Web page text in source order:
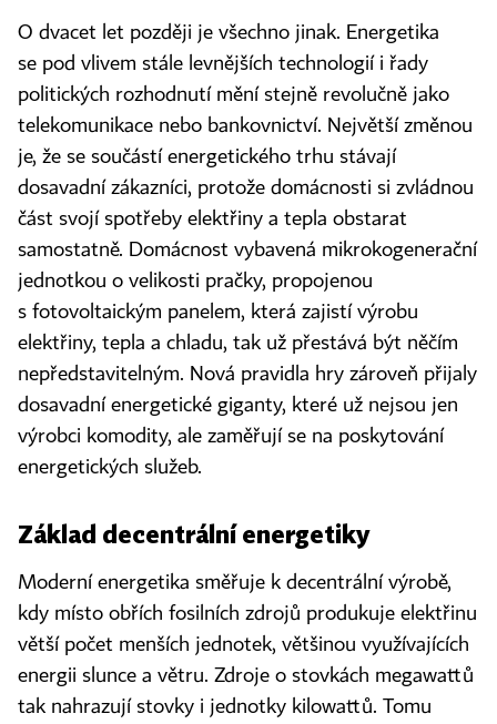
O dvacet let později je všechno jinak. Energetika
se pod vlivem stále levnějších technologií i řady
politických rozhodnutí mění stejně revolučně jako
telekomunikace nebo bankovnictví. Největší změnou
je, že se součástí energetického trhu stávají
dosavadní zákazníci, protože domácnosti si zvládnou
část svojí spotřeby elektřiny a tepla obstarat
samostatně. Domácnost vybavená mikrokogenerační
jednotkou o velikosti pračky, propojenou
s fotovoltaickým panelem, která zajistí výrobu
elektřiny, tepla a chladu, tak už přestává být něčím
nepředstavitelným. Nová pravidla hry zároveň přijaly
dosavadní energetické giganty, které už nejsou jen
výrobci komodity, ale zaměřují se na poskytování
energetických služeb.
Základ decentrální energetiky
Moderní energetika směřuje k decentrální výrobě,
kdy místo obřích fosilních zdrojů produkuje elektřinu
větší počet menších jednotek, většinou využívajících
energii slunce a větru. Zdroje o stovkách megawattů
tak nahrazují stovky i jednotky kilowattů. Tomu